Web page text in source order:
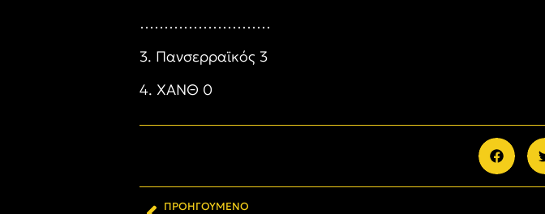
………………………
3. Πανσερραϊκός 3
4. ΧΑΝΘ 0
ΠΡΟΗΓΟΎΜΕΝΟ